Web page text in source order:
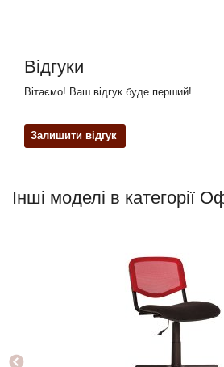
Відгуки
Вітаємо! Ваш відгук буде перший!
Залишити відгук
Інші моделі в категорії